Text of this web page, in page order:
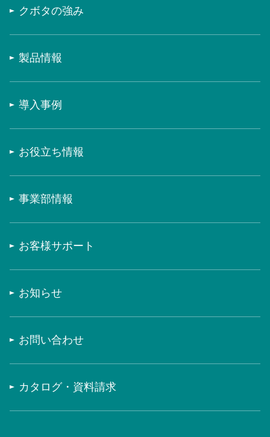
クボタの強み
製品情報
導入事例
お役立ち情報
事業部情報
お客様サポート
お知らせ
お問い合わせ
カタログ・資料請求